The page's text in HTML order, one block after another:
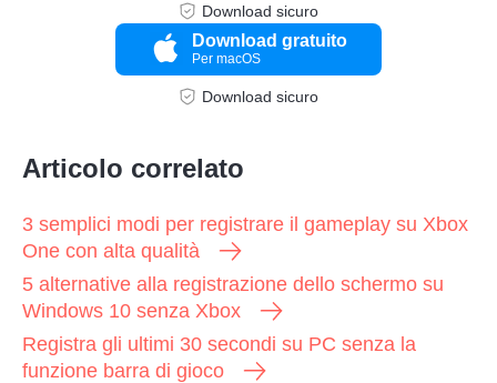
Download sicuro
Download gratuito
Per macOS
Download sicuro
Articolo correlato
3 semplici modi per registrare il gameplay su Xbox
One con alta qualità
5 alternative alla registrazione dello schermo su
Windows 10 senza Xbox
Registra gli ultimi 30 secondi su PC senza la
funzione barra di gioco